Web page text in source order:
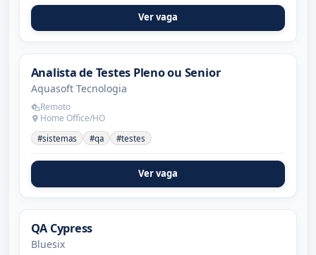
Ver vaga
Analista de Testes Pleno ou Senior
Aquasoft Tecnologia
Remoto
Home Office/HO
#sistemas #qa #testes
Ver vaga
QA Cypress
Bluesix